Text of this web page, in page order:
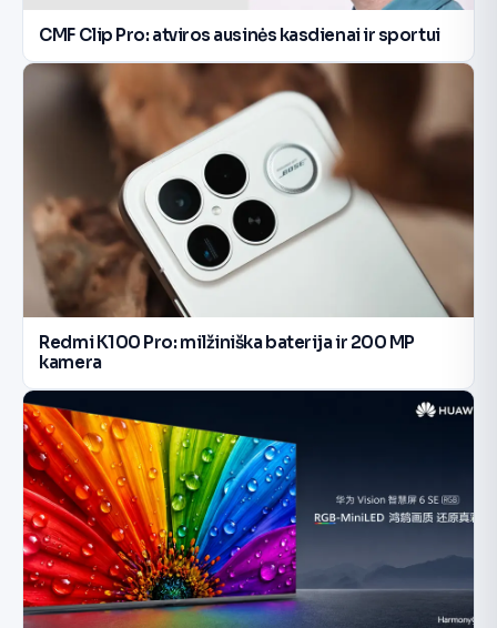
CMF Clip Pro: atviros ausinės kasdienai ir sportui
Redmi K100 Pro: milžiniška baterija ir 200 MP
kamera